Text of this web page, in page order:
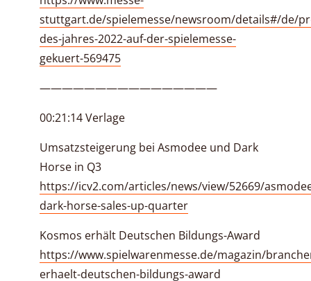
stuttgart.de/spielemesse/newsroom/details#/de/
des-jahres-2022-auf-der-spielemesse-
gekuert-569475
————————————————
00:21:14 Verlage
Umsatzsteigerung bei Asmodee und Dark
Horse in Q3
https://icv2.com/articles/news/view/52669/
dark-horse-sales-up-quarter
Kosmos erhält Deutschen Bildungs-Award
https://www.spielwarenmesse.de/magazin/
erhaelt-deutschen-bildungs-award